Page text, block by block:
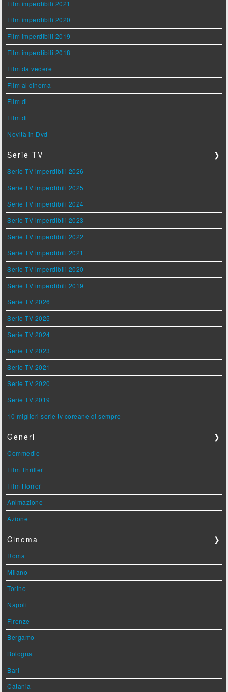
Film imperdibili 2021
Film imperdibili 2020
Film imperdibili 2019
Film imperdibili 2018
Film da vedere
Film al cinema
Film di
Film di
Novità in Dvd
Serie TV ❯
Serie TV imperdibili 2026
Serie TV imperdibili 2025
Serie TV imperdibili 2024
Serie TV imperdibili 2023
Serie TV imperdibili 2022
Serie TV imperdibili 2021
Serie TV imperdibili 2020
Serie TV imperdibili 2019
Serie TV 2026
Serie TV 2025
Serie TV 2024
Serie TV 2023
Serie TV 2021
Serie TV 2020
Serie TV 2019
10 migliori serie tv coreane di sempre
Generi ❯
Commedie
Film Thriller
Film Horror
Animazione
Azione
Cinema ❯
Roma
Milano
Torino
Napoli
Firenze
Bergamo
Bologna
Bari
Catania